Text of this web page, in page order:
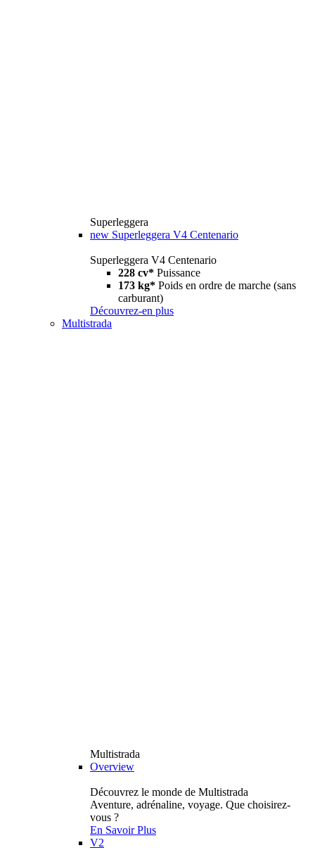
Superleggera
new Superleggera V4 Centenario
Superleggera V4 Centenario
228 cv* Puissance
173 kg* Poids en ordre de marche (sans
carburant)
Découvrez-en plus
Multistrada
Multistrada
Overview
Découvrez le monde de Multistrada
Aventure, adrénaline, voyage. Que choisirez-
vous ?
En Savoir Plus
V2